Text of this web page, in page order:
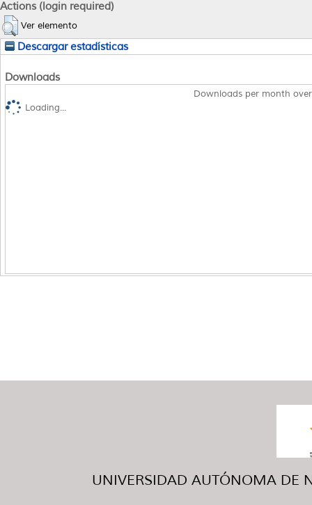
Actions (login required)
Ver elemento
Descargar estadísticas
Downloads
Downloads per month
Loading...
UNIVERSIDAD AUTÓNOMA DE